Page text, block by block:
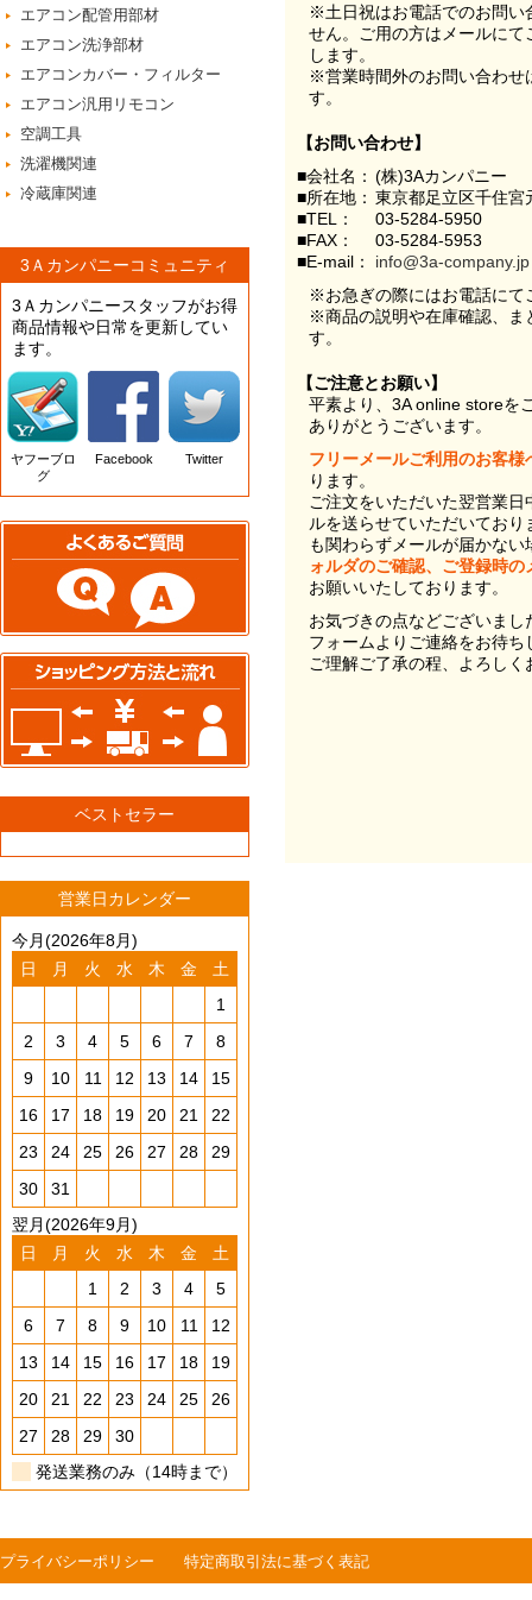
エアコン配管用部材
エアコン洗浄部材
エアコンカバー・フィルター
エアコン汎用リモコン
空調工具
洗濯機関連
冷蔵庫関連
3Ａカンパニーコミュニティ
3Ａカンパニースタッフがお得
商品情報や日常を更新してい
ます。
ヤフーブロ
グ
Facebook Twitter
ベストセラー
営業日カレンダー
今月(2026年8月)
日
月 火 水 木 金
土
1
2
3 4 5 6 7
8
9
10 11 12 13 14
15
16
17 18 19 20 21
22
23
24 25 26 27 28
29
30
31
翌月(2026年9月)
日
月 火 水 木 金
土
1
2 3 4
5
6
7 8 9 10 11
12
13
14 15 16 17 18
19
20
21 22 23 24 25
26
27
28 29
30
発送業務のみ（14時まで）
※土日祝はお電話でのお問い
せん。ご用の方はメールに
します。
※営業時間外のお問い合わせ
す。
【お問い合わせ】
■会社名： (株)3Aカンパニー
■所在地： 東京都足立区千住
■TEL：
03-5284-5950
■FAX：
03-5284-5953
■E-mail：
info@3a-company.jp
※お急ぎの際にはお電話にて
※商品の説明や在庫確認、ま
す。
【ご注意とお願い】
平素より、3A online storeを
ありがとうございます。
フリーメールご利用のお客様
ります。
ご注文をいただいた翌営業
ルを送らせていただいてお
も関わらずメールが届かない
ォルダのご確認、ご登録時
お願いいたしております。
お気づきの点などございま
フォームよりご連絡をお待ち
ご理解ご了承の程、よろし
プライバシーポリシー 特定商取引法に基づく表記